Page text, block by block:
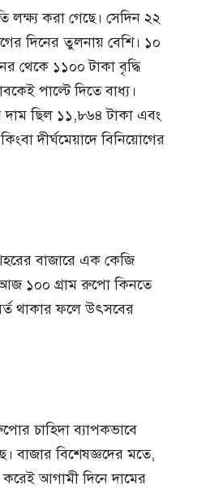
লক্ষ্য করা গেছে। সেদিন ২২
দিনের তুলনায় বেশি। ১০
থেকে ১১০০ টাকা বৃদ্ধি
পাল্টে দিতে বাধ্য।
দাম ছিল ১১,৮৬৪ টাকা এবং
দীর্ঘমেয়াদে বিনিয়োগের
বাজারে এক কেজি
১০০ গ্রাম রুপো কিনতে
থাকার ফলে উৎসবের
চাহিদা ব্যাপকভাবে
বাজার বিশেষজ্ঞদের মতে,
করেই আগামী দিনে দামের